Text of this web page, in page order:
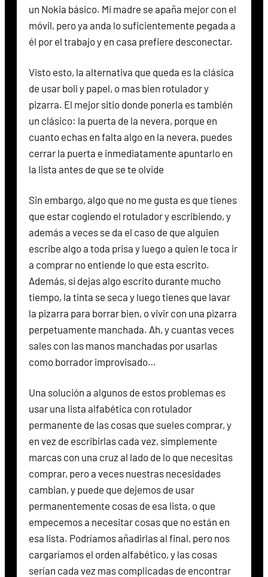
un Nokia básico. Mi madre se apaña mejor con el
móvil, pero ya anda lo suficientemente pegada a
él por el trabajo y en casa prefiere desconectar.
Visto esto, la alternativa que queda es la clásica
de usar boli y papel, o mas bien rotulador y
pizarra. El mejor sitio donde ponerla es también
un clásico: la puerta de la nevera, porque en
cuanto echas en falta algo en la nevera, puedes
cerrar la puerta e inmediatamente apuntarlo en
la lista antes de que se te olvide
Sin embargo, algo que no me gusta es que tienes
que estar cogiendo el rotulador y escribiendo, y
además a veces se da el caso de que alguien
escribe algo a toda prisa y luego a quien le toca ir
a comprar no entiende lo que esta escrito.
Además, si dejas algo escrito durante mucho
tiempo, la tinta se seca y luego tienes que lavar
la pizarra para borrar bien, o vivir con una pizarra
perpetuamente manchada. Ah, y cuantas veces
sales con las manos manchadas por usarlas
como borrador improvisado…
Una solución a algunos de estos problemas es
usar una lista alfabética con rotulador
permanente de las cosas que sueles comprar, y
en vez de escribirlas cada vez, simplemente
marcas con una cruz al lado de lo que necesitas
comprar, pero a veces nuestras necesidades
cambian, y puede que dejemos de usar
permanentemente cosas de esa lista, o que
empecemos a necesitar cosas que no están en
esa lista. Podríamos añadirlas al final, pero nos
cargaríamos el orden alfabético, y las cosas
serían cada vez mas complicadas de encontrar